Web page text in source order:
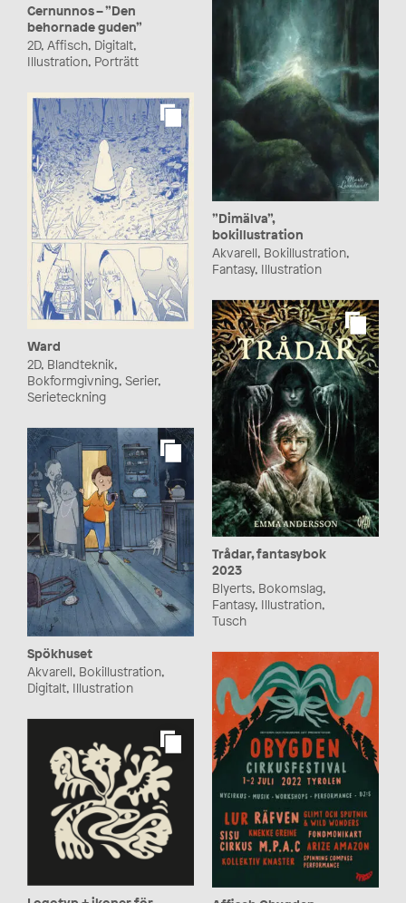
Cernunnos – ”Den
behornade guden”
2D, Affisch, Digitalt,
Illustration, Porträtt
”Dimälva”,
bokillustration
Akvarell, Bokillustration,
Fantasy, Illustration
Ward
2D, Blandteknik,
Bokformgivning, Serier,
Serieteckning
Trådar, fantasybok
2023
Blyerts, Bokomslag,
Fantasy, Illustration,
Tusch
Spökhuset
Akvarell, Bokillustration,
Digitalt, Illustration